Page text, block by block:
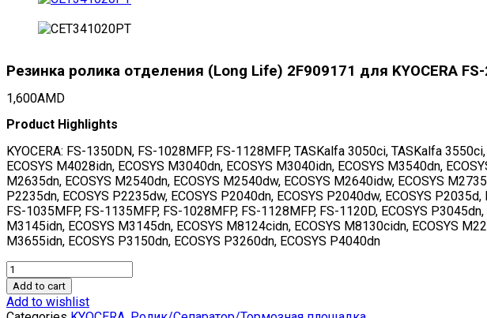
Резинка ролика отделения (Long Life) 2F909171 для KYOCERA
1,600AMD
Product Highlights
KYOCERA: FS-1350DN, FS-1028MFP, FS-1128MFP, TASKalfa 3050ci, TASKalfa
ECOSYS M4028idn, ECOSYS M3040dn, ECOSYS M3040idn, ECOSYS M3540dn,
M2635dn, ECOSYS M2540dn, ECOSYS M2540dw, ECOSYS M2640idw, ECOSYS
P2235dn, ECOSYS P2235dw, ECOSYS P2040dn, ECOSYS P2040dw, ECOSYS
FS-1035MFP, FS-1135MFP, FS-1028MFP, FS-1128MFP, FS-1120D, ECOSYS
M3145idn, ECOSYS M3145dn, ECOSYS M8124cidn, ECOSYS M8130cidn, ECOSYS
M3655idn, ECOSYS P3150dn, ECOSYS P3260dn, ECOSYS P4040dn
Резинка
ролика
отделения
(Long
Add to cart
Add to wishlist